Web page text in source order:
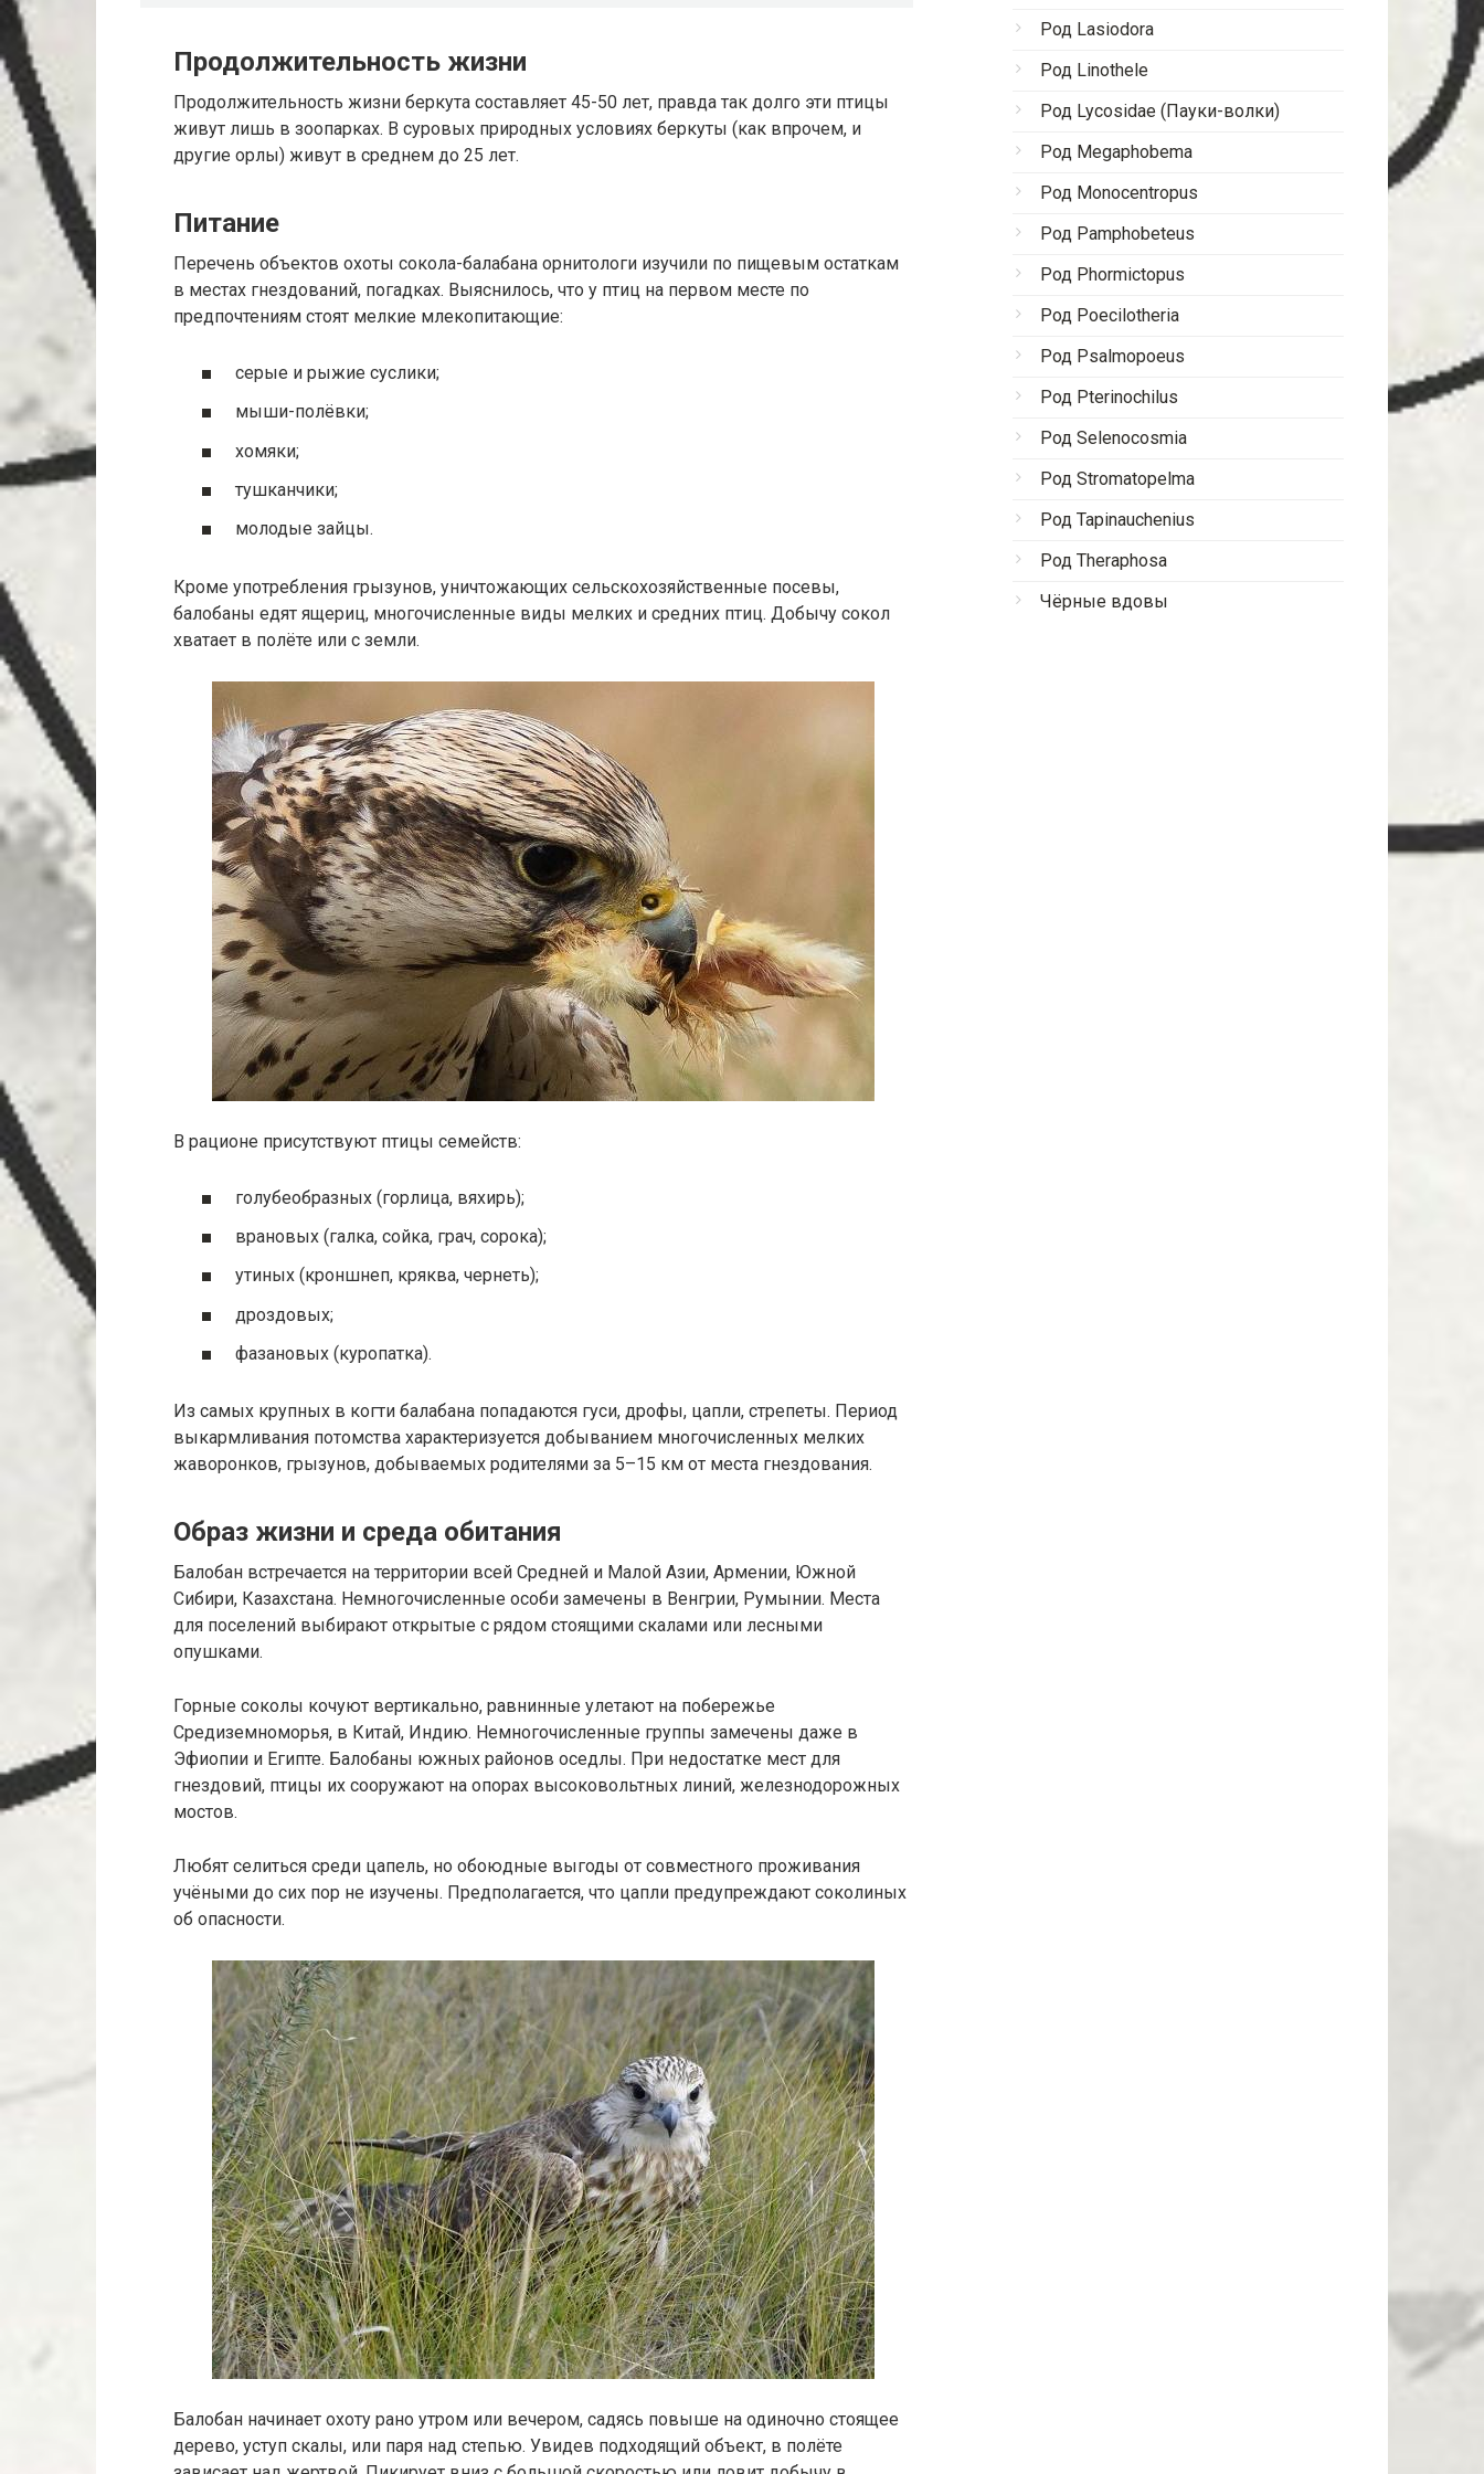
Продолжительность жизни
Продолжительность жизни беркута составляет 45-50 лет, правда так долго эти птицы
живут лишь в зоопарках. В суровых природных условиях беркуты (как впрочем, и
другие орлы) живут в среднем до 25 лет.
Питание
Перечень объектов охоты сокола-балабана орнитологи изучили по пищевым остаткам
в местах гнездований, погадках. Выяснилось, что у птиц на первом месте по
предпочтениям стоят мелкие млекопитающие:
серые и рыжие суслики;
мыши-полёвки;
хомяки;
тушканчики;
молодые зайцы.
Кроме употребления грызунов, уничтожающих сельскохозяйственные посевы,
балобаны едят ящериц, многочисленные виды мелких и средних птиц. Добычу сокол
хватает в полёте или с земли.
В рационе присутствуют птицы семейств:
голубеобразных (горлица, вяхирь);
врановых (галка, сойка, грач, сорока);
утиных (кроншнеп, кряква, чернеть);
дроздовых;
фазановых (куропатка).
Из самых крупных в когти балабана попадаются гуси, дрофы, цапли, стрепеты. Период
выкармливания потомства характеризуется добыванием многочисленных мелких
жаворонков, грызунов, добываемых родителями за 5–15 км от места гнездования.
Образ жизни и среда обитания
Балобан встречается на территории всей Средней и Малой Азии, Армении, Южной
Сибири, Казахстана. Немногочисленные особи замечены в Венгрии, Румынии. Места
для поселений выбирают открытые с рядом стоящими скалами или лесными
опушками.
Горные соколы кочуют вертикально, равнинные улетают на побережье
Средиземноморья, в Китай, Индию. Немногочисленные группы замечены даже в
Эфиопии и Египте. Балобаны южных районов оседлы. При недостатке мест для
гнездовий, птицы их сооружают на опорах высоковольтных линий, железнодорожных
мостов.
Любят селиться среди цапель, но обоюдные выгоды от совместного проживания
учёными до сих пор не изучены. Предполагается, что цапли предупреждают соколиных
об опасности.
Балобан начинает охоту рано утром или вечером, садясь повыше на одиночно стоящее
дерево, уступ скалы, или паря над степью. Увидев подходящий объект, в полёте
Род Lasiodora
Род Linothele
Род Lycosidae (Пауки-волки)
Род Megaphobema
Род Monocentropus
Род Pamphobeteus
Род Phormictopus
Род Poecilotheria
Род Psalmopoeus
Род Pterinochilus
Род Selenocosmia
Род Stromatopelma
Род Tapinauchenius
Род Theraphosa
Чёрные вдовы